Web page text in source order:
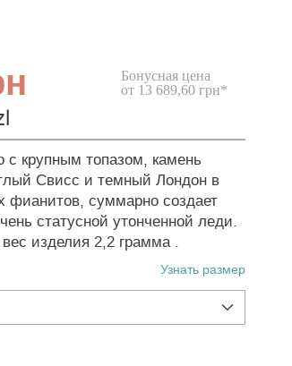
Бонусная цена
от 13 689,60 грн*
с крупным топазом, камень
Свисс и темный Лондон в
фианитов, суммарно создает
статусной утонченной леди.
изделия 2,2 грамма .
Узнать размер